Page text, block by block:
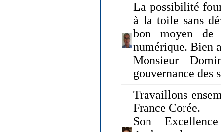
La possibilité
à la toile sans
bon moyen de
numérique. Bien
Monsieur
gouvernance des
Travaillons
France Corée.
Son